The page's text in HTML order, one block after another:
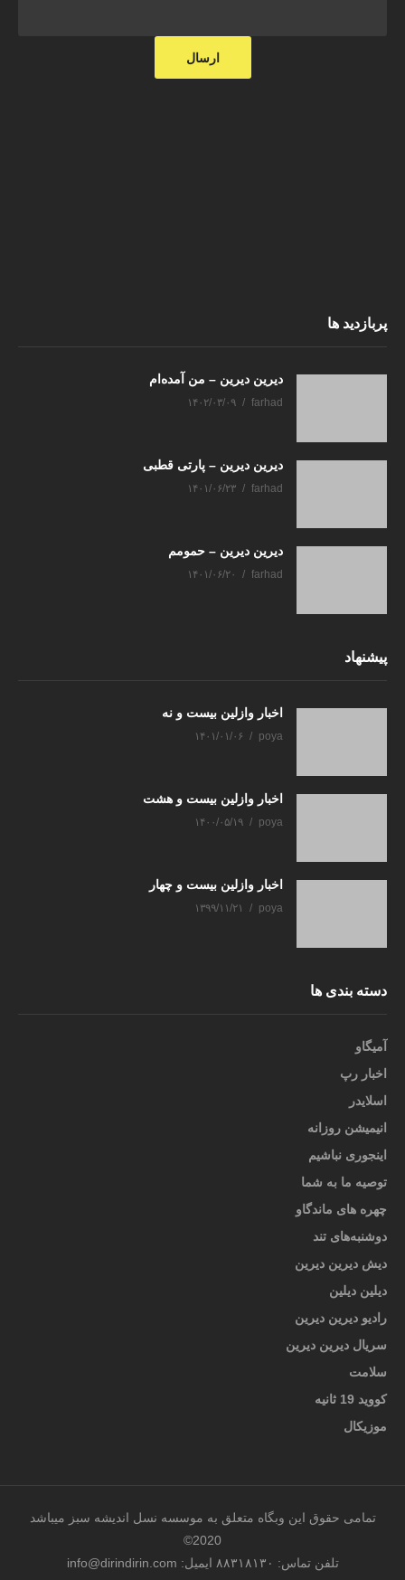
پربازدید ها
دیرین دیرین – من آمده‌ام
farhad ۱۴۰۲/۰۳/۰۹
دیرین دیرین – پارتی قطبی
farhad ۱۴۰۱/۰۶/۲۳
دیرین دیرین – حمومم
farhad ۱۴۰۱/۰۶/۲۰
پیشنهاد
اخبار وازلین بیست و نه
poya ۱۴۰۱/۰۱/۰۶
اخبار وازلین بیست و هشت
poya ۱۴۰۰/۰۵/۱۹
اخبار وازلین بیست و چهار
poya ۱۳۹۹/۱۱/۲۱
دسته بندی ها
آمیگاو
اخبار رپ
اسلایدر
انیمیشن روزانه
اینجوری نباشیم
توصیه ما به شما
چهره های ماندگاو
دوشنبه‌های تند
دیش دیرین دیرین
دیلین دیلین
رادیو دیرین دیرین
سریال دیرین دیرین
سلامت
کووید 19 ثانیه
موزیکال
تمامی حقوق این وبگاه متعلق به موسسه نسل اندیشه سبز میباشد
2020©
تلفن تماس: ۸۸۳۱۸۱۳۰ ایمیل: info@dirindirin.com